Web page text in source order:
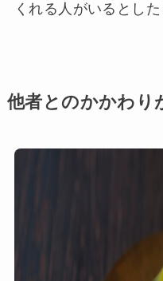
くれる人がいるとし
他者とのかかわり